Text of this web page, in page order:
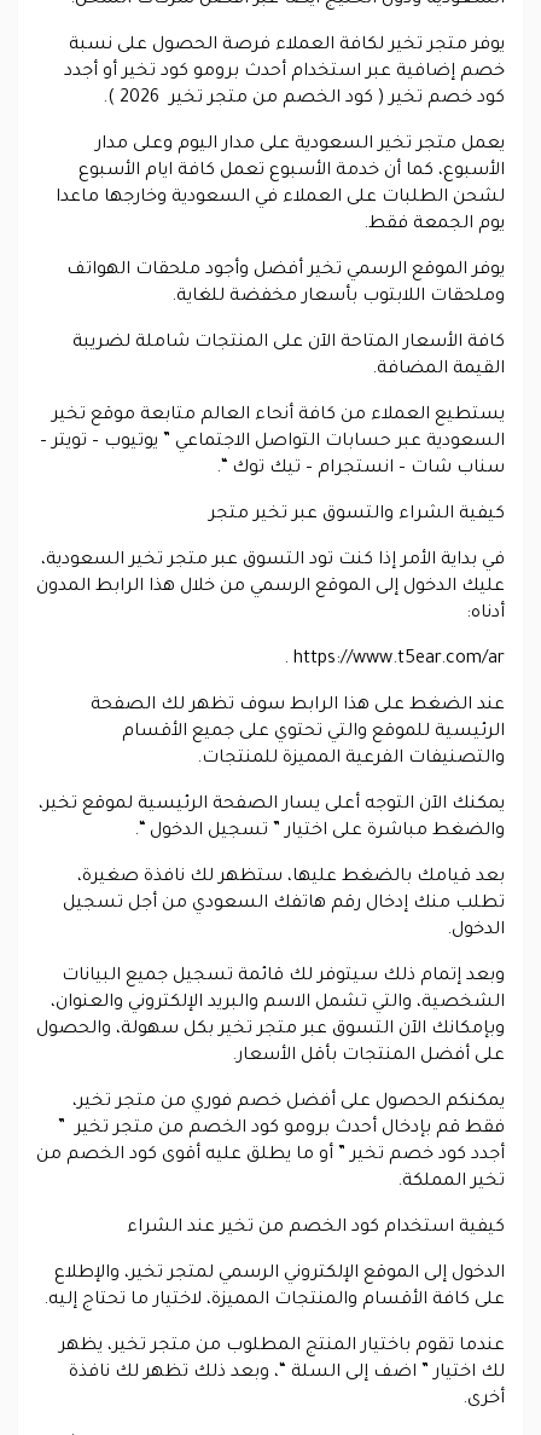
يوفر متجر تخير لكافة العملاء فرصة الحصول على نسبة
خصم إضافية عبر استخدام أحدث برومو كود تخير أو أجدد
كود خصم تخير ( كود الخصم من متجر تخير 2026 ).
يعمل متجر تخير السعودية على مدار اليوم وعلى مدار
الأسبوع، كما أن خدمة الأسبوع تعمل كافة ايام الأسبوع
لشحن الطلبات على العملاء في السعودية وخارجها ماعدا
يوم الجمعة فقط.
يوفر الموقع الرسمي تخير أفضل وأجود ملحقات الهواتف
وملحقات اللابتوب بأسعار مخفضة للغاية.
كافة الأسعار المتاحة الآن على المنتجات شاملة لضريبة
القيمة المضافة.
يستطيع العملاء من كافة أنحاء العالم متابعة موقع تخير
السعودية عبر حسابات التواصل الاجتماعي ” يوتيوب – تويتر –
سناب شات – انستجرام – تيك توك “.
كيفية الشراء والتسوق عبر تخير متجر
في بداية الأمر إذا كنت تود التسوق عبر متجر تخير السعودية،
عليك الدخول إلى الموقع الرسمي من خلال هذا الرابط المدون
أدناه:
https://www.t5ear.com/ar .
عند الضغط على هذا الرابط سوف تظهر لك الصفحة
الرئيسية للموقع والتي تحتوي على جميع الأقسام
والتصنيفات الفرعية المميزة للمنتجات.
يمكنك الآن التوجه أعلى يسار الصفحة الرئيسية لموقع تخير،
والضغط مباشرة على اختيار ” تسجيل الدخول “.
بعد قيامك بالضغط عليها، ستظهر لك نافذة صغيرة،
تطلب منك إدخال رقم هاتفك السعودي من أجل تسجيل
الدخول.
وبعد إتمام ذلك سيتوفر لك قائمة تسجيل جميع البيانات
الشخصية، والتي تشمل الاسم والبريد الإلكتروني والعنوان،
وبإمكانك الآن التسوق عبر متجر تخير بكل سهولة، والحصول
على أفضل المنتجات بأقل الأسعار.
يمكنكم الحصول على أفضل خصم فوري من متجر تخير،
فقط قم بإدخال أحدث برومو كود الخصم من متجر تخير ”
أجدد كود خصم تخير ” أو ما يطلق عليه أقوى كود الخصم من
تخير المملكة.
كيفية استخدام كود الخصم من تخير عند الشراء
الدخول إلى الموقع الإلكتروني الرسمي لمتجر تخير، والإطلاع
على كافة الأقسام والمنتجات المميزة، لاختيار ما تحتاج إليه.
عندما تقوم باختيار المنتج المطلوب من متجر تخير، يظهر
لك اختيار ” اضف إلى السلة “، وبعد ذلك تظهر لك نافذة
أخرى.